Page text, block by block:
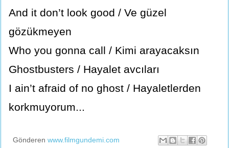
And it don’t look good / Ve güzel
gözükmeyen
Who you gonna call / Kimi arayacaksın
Ghostbusters / Hayalet avcıları
I ain’t afraid of no ghost / Hayaletlerden
korkmuyorum...
Gönderen www.filmgundemi.com